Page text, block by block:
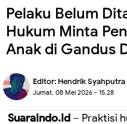
Pelaku Belum
Hukum Minta
Anak di Gandus
Editor: Hendrik Syahputra
Jumat, 08 Mei 2026 - 15.28
SuaraIndo.Id – Praktisi